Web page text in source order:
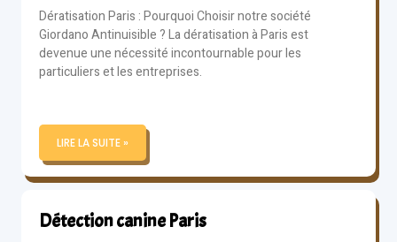
Dératisation Paris : Pourquoi Choisir notre société
Giordano Antinuisible ? La dératisation à Paris est
devenue une nécessité incontournable pour les
particuliers et les entreprises.
LIRE LA SUITE »
Détection canine Paris